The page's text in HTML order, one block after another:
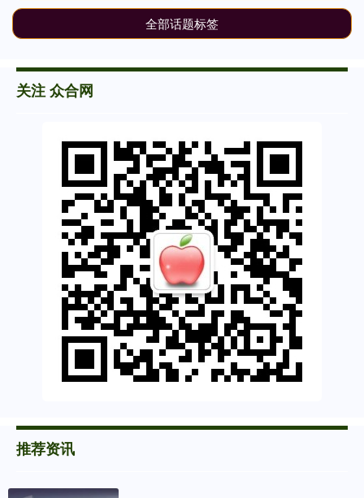
全部话题标签
关注 众合网
推荐资讯